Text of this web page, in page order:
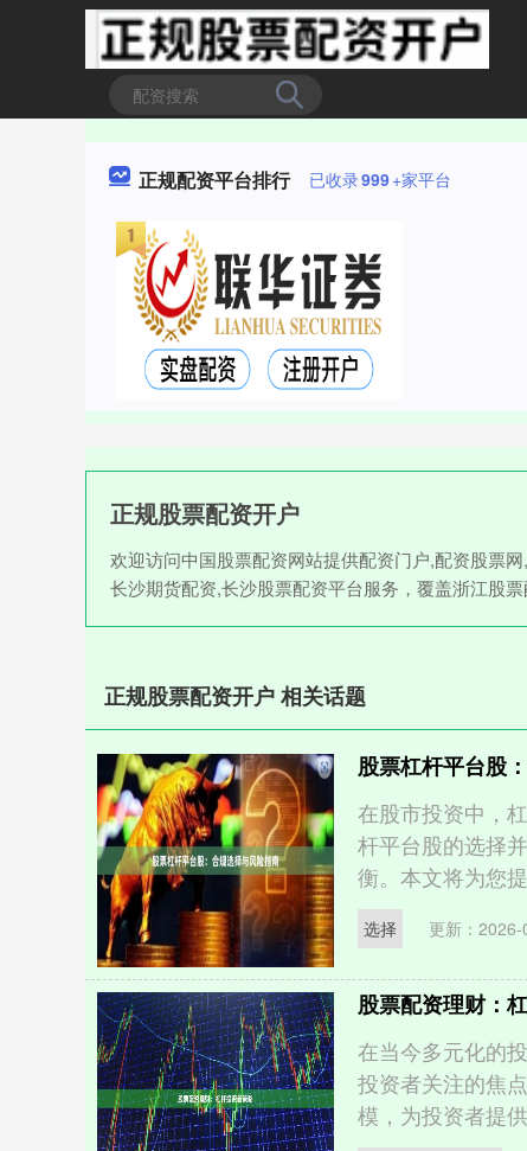
正规配资平台排行 已收录999+家平台
正规股票配资开户
欢迎访问中国股票配资网站提供配资门户,配资股票
长沙期货配资,长沙股票配资平台服务，覆盖浙江股
正规股票配资开户 相关话题
股票杠杆平台股
在股市投资中，
杆平台股的选择
衡。本文将为您
选择 更新：2026-
股票配资理财：
在当今多元化的
投资者关注的焦
模，为投资者提